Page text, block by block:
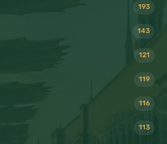
193
143
121
119
116
113